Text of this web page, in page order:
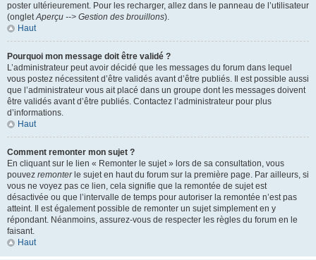
poster ultérieurement. Pour les recharger, allez dans le panneau de l’utilisateur
(ongletAperçu --> Gestion des brouillons).
Haut
Pourquoi mon message doit être validé ?
L’administrateur peut avoir décidé que les messages du forum dans lequel
vous postez nécessitent d’être validés avant d’être publiés. Il est possible aussi
que l’administrateur vous ait placé dans un groupe dont les messages doivent
être validés avant d’être publiés. Contactez l’administrateur pour plus
d’informations.
Haut
Comment remonter mon sujet ?
En cliquant sur le lien « Remonter le sujet » lors de sa consultation, vous
pouvez remonterle sujet en haut du forum sur la première page. Par ailleurs, si
vous ne voyez pas ce lien, cela signifie que la remontée de sujet est
désactivée ou que l’intervalle de temps pour autoriser la remontée n’est pas
atteint. Il est également possible de remonter un sujet simplement en y
répondant. Néanmoins, assurez-vous de respecter les règles du forum en le
faisant.
Haut